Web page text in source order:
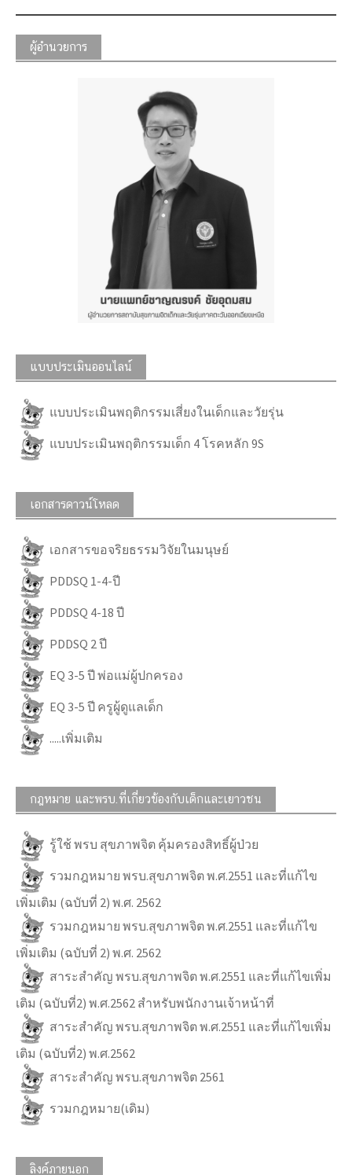
ผู้อำนวยการ
แบบประเมินออนไลน์
แบบประเมินพฤติกรรมเสี่ยงในเด็กและวัยรุ่น
แบบประเมินพฤติกรรมเด็ก 4 โรคหลัก 9S
เอกสารดาวน์โหลด
เอกสารขอจริยธรรมวิจัยในมนุษย์
PDDSQ 1-4-ปี
PDDSQ 4-18 ปี
PDDSQ 2 ปี
EQ 3-5 ปี พ่อแม่ผู้ปกครอง
EQ 3-5 ปี ครูผู้ดูแลเด็ก
.....เพิ่มเติม
กฎหมาย และพรบ.ที่เกี่ยวข้องกับเด็กและเยาวชน
รู้ใช้ พรบ สุขภาพจิต คุ้มครองสิทธิ์ผู้ป่วย
รวมกฎหมาย พรบ.สุขภาพจิต พ.ศ.2551 และที่แก้ไข
เพิ่มเติม (ฉบับที่ 2) พ.ศ. 2562
รวมกฎหมาย พรบ.สุขภาพจิต พ.ศ.2551 และที่แก้ไข
เพิ่มเติม (ฉบับที่ 2) พ.ศ. 2562
สาระสำคัญ พรบ.สุขภาพจิต พ.ศ.2551 และที่แก้ไขเพิ่ม
เติม (ฉบับที่2) พ.ศ.2562 สำหรับพนักงานเจ้าหน้าที่
สาระสำคัญ พรบ.สุขภาพจิต พ.ศ.2551 และที่แก้ไขเพิ่ม
เติม (ฉบับที่2) พ.ศ.2562
สาระสำคัญ พรบ.สุขภาพจิต 2561
รวมกฎหมาย(เดิม)
ลิงค์ภายนอก